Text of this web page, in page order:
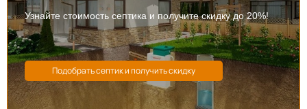
Узнайте стоимость септика и получите скидку до 20%!